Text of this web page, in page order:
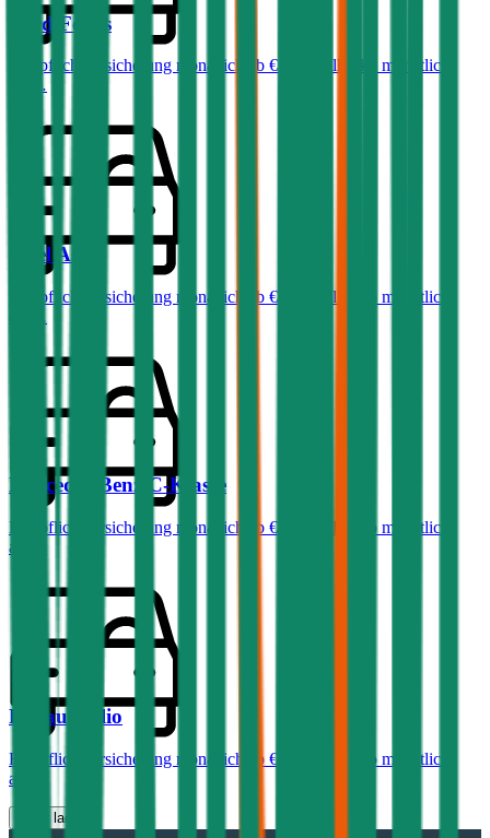
Ford Focus
Haftpflichtversicherung monatlich ab € 32
Vollkasko monatlich
ab …
Opel Astra
Haftpflichtversicherung monatlich ab € 36
Vollkasko monatlich
Mercedes-Benz C-Klasse
Haftpflichtversicherung monatlich ab € 99
Vollkasko monatlich
ab …
Renault Clio
Haftpflichtversicherung monatlich ab € 30
Vollkasko monatlich
ab …
Mehr laden